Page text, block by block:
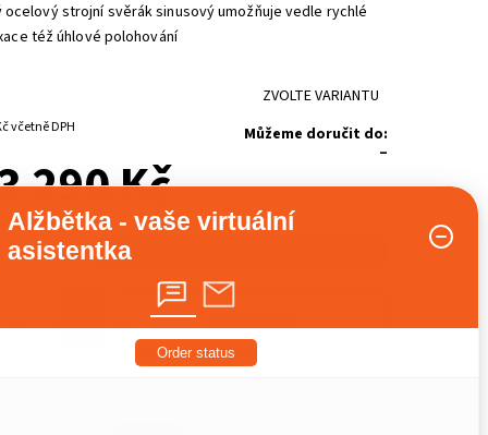
strojní svěrák sinusový umožňuje vedle rychlé
též úhlové polohování
včetně DPH
ZVOLTE VARIANTU
Můžeme doručit do:
–
290 Kč
Alžbětka - vaše virtuální
asistentka
Order status